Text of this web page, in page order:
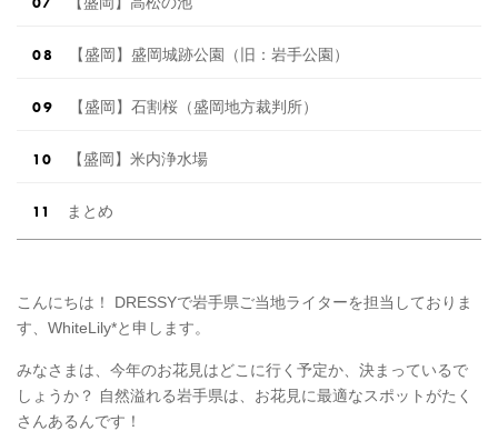
【盛岡】盛岡城跡公園（旧：岩手公園）
【盛岡】石割桜（盛岡地方裁判所）
【盛岡】米内浄水場
まとめ
こんにちは！ DRESSYで岩手県ご当地ライターを担当しておりま
す、WhiteLily*と申します。
みなさまは、今年のお花見はどこに行く予定か、決まっているで
しょうか？ 自然溢れる岩手県は、お花見に最適なスポットがたく
さんあるんです！